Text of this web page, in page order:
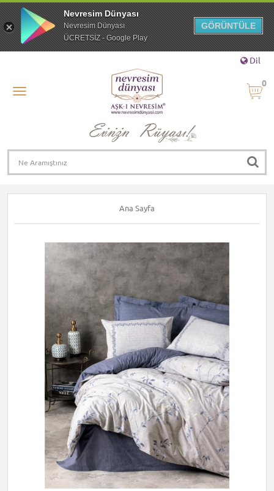
Dil
0
Ana Sayfa
Nevresim Dünyası
Nevresim Dünyası
ÜCRETSİZ - Google Play
GÖRÜNTÜLE